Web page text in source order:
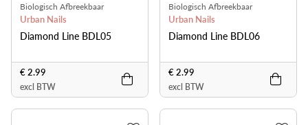
Biologisch Afbreekbaar
Urban Nails
Diamond Line BDL05
€ 2.99
excl BTW
Biologisch Afbreekbaar
Urban Nails
Diamond Line BDL06
€ 2.99
excl BTW